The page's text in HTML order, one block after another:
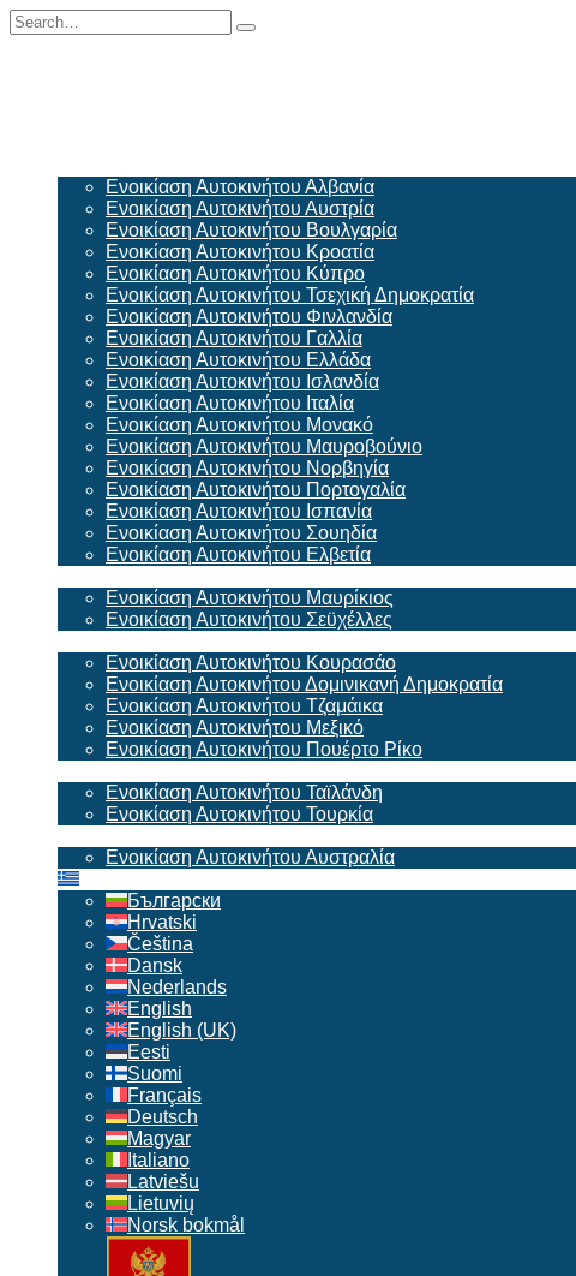
Skip
to
Search
for:
Ενοικίαση Αυτοκινήτου Αλβανία
Ενοικίαση Αυτοκινήτου Αυστρία
Ενοικίαση Αυτοκινήτου Βουλγαρία
Ενοικίαση Αυτοκινήτου Κροατία
Ενοικίαση Αυτοκινήτου Κύπρο
Ενοικίαση Αυτοκινήτου Τσεχική Δημοκρατία
Ενοικίαση Αυτοκινήτου Φινλανδία
Ενοικίαση Αυτοκινήτου Γαλλία
Ενοικίαση Αυτοκινήτου Ελλάδα
Ενοικίαση Αυτοκινήτου Ισλανδία
Ενοικίαση Αυτοκινήτου Ιταλία
Ενοικίαση Αυτοκινήτου Μονακό
Ενοικίαση Αυτοκινήτου Μαυροβούνιο
Ενοικίαση Αυτοκινήτου Νορβηγία
Ενοικίαση Αυτοκινήτου Πορτογαλία
Ενοικίαση Αυτοκινήτου Ισπανία
Ενοικίαση Αυτοκινήτου Σουηδία
Ενοικίαση Αυτοκινήτου Ελβετία
Ενοικίαση Αυτοκινήτου Μαυρίκιος
Ενοικίαση Αυτοκινήτου Σεϋχέλλες
Ενοικίαση Αυτοκινήτου Κουρασάο
Ενοικίαση Αυτοκινήτου Δομινικανή Δημοκρατία
Ενοικίαση Αυτοκινήτου Τζαμάικα
Ενοικίαση Αυτοκινήτου Μεξικό
Ενοικίαση Αυτοκινήτου Πουέρτο Ρίκο
Ενοικίαση Αυτοκινήτου Ταϊλάνδη
Ενοικίαση Αυτοκινήτου Τουρκία
Ενοικίαση Αυτοκινήτου Αυστραλία
Български
Hrvatski
Čeština
Dansk
Nederlands
English
English (UK)
Eesti
Suomi
Français
Deutsch
Magyar
Italiano
Latviešu
Lietuvių
Norsk bokmål